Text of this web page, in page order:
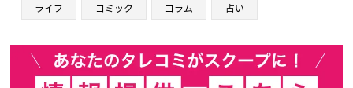
ライフ コミック コラム 占い